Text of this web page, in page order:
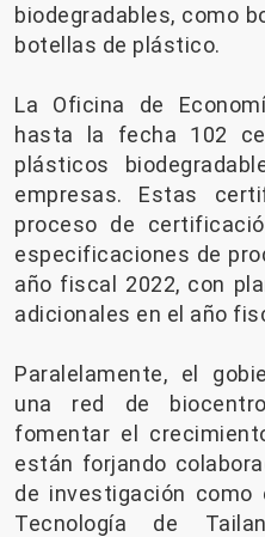
biodegradables, como
botellas de plástico.
La Oficina de
hasta la fecha 102
plásticos
empresas. Estas
proceso de
especificaciones de
año fiscal 2022, con
adicionales en el año
Paralelamente, el
una red de
fomentar el
están forjando
de investigación
Tecnología de